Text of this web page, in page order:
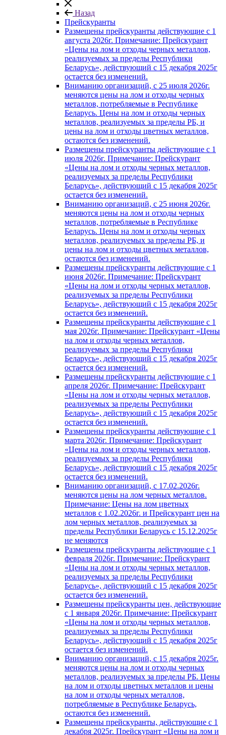
Назад
Прейскуранты
Размещены прейскуранты действующие с 1
августа 2026г. Примечание: Прейскурант
«Цены на лом и отходы черных металлов,
реализуемых за пределы Республики
Беларусь», действующий с 15 декабря 2025г
остается без изменений.
Вниманию организаций, с 25 июля 2026г.
меняются цены на лом и отходы черных
металлов, потребляемые в Республике
Беларусь. Цены на лом и отходы черных
металлов, реализуемых за пределы РБ, и
цены на лом и отходы цветных металлов,
остаются без изменений.
Размещены прейскуранты действующие с 1
июля 2026г. Примечание: Прейскурант
«Цены на лом и отходы черных металлов,
реализуемых за пределы Республики
Беларусь», действующий с 15 декабря 2025г
остается без изменений.
Вниманию организаций, с 25 июня 2026г.
меняются цены на лом и отходы черных
металлов, потребляемые в Республике
Беларусь. Цены на лом и отходы черных
металлов, реализуемых за пределы РБ, и
цены на лом и отходы цветных металлов,
остаются без изменений.
Размещены прейскуранты действующие с 1
июня 2026г. Примечание: Прейскурант
«Цены на лом и отходы черных металлов,
реализуемых за пределы Республики
Беларусь», действующий с 15 декабря 2025г
остается без изменений.
Размещены прейскуранты действующие с 1
мая 2026г. Примечание: Прейскурант «Цены
на лом и отходы черных металлов,
реализуемых за пределы Республики
Беларусь», действующий с 15 декабря 2025г
остается без изменений.
Размещены прейскуранты действующие с 1
апреля 2026г. Примечание: Прейскурант
«Цены на лом и отходы черных металлов,
реализуемых за пределы Республики
Беларусь», действующий с 15 декабря 2025г
остается без изменений.
Размещены прейскуранты действующие с 1
марта 2026г. Примечание: Прейскурант
«Цены на лом и отходы черных металлов,
реализуемых за пределы Республики
Беларусь», действующий с 15 декабря 2025г
остается без изменений.
Вниманию организаций, с 17.02.2026г.
меняются цены на лом черных металлов.
Примечание: Цены на лом цветных
металлов с 1.02.2026г. и Прейскурант цен на
лом черных металлов, реализуемых за
пределы Республики Беларусь с 15.12.2025г
не меняются
Размещены прейскуранты действующие с 1
февраля 2026г. Примечание: Прейскурант
«Цены на лом и отходы черных металлов,
реализуемых за пределы Республики
Беларусь», действующий с 15 декабря 2025г
остается без изменений.
Размещены прейскуранты цен, действующие
с 1 января 2026г. Примечание: Прейскурант
«Цены на лом и отходы черных металлов,
реализуемых за пределы Республики
Беларусь», действующий с 15 декабря 2025г
остается без изменений.
Вниманию организаций, с 15 декабря 2025г.
меняются цены на лом и отходы черных
металлов, реализуемых за пределы РБ. Цены
на лом и отходы цветных металлов и цены
на лом и отходы черных металлов,
потребляемые в Республике Беларусь,
остаются без изменений.
Размещены прейскуранты, действующие с 1
декабря 2025г. Прейскурант «Цены на лом и